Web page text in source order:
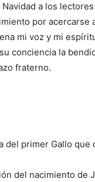
a los
por acercarse
mi voz y mi
conciencia la
fraterno.
del primer Gallo que
del nacimiento de